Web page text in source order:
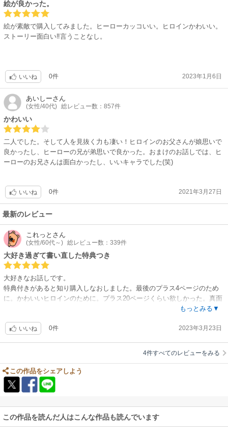
絵が良かった。
絵が素敵で購入してみました。ヒーローカッコいい。ヒロインかわいい。
ストーリー面白い‼︎言うことなし。
いいね 0件 2023年1月6日
あいしーさん
(女性/40代) 総レビュー数：857件
かわいい
二人でした。そして人を見抜く力も凄い！ヒロインのお父さんが娘思いで
良かったし、ヒーローの兄が弟思いで良かった。おまけのお話しでは、ヒ
ーローのお兄さんは面白かったし、いいキャラでした(笑)
いいね 0件 2021年3月27日
最新のレビュー
これっと さん
(女性/60代～) 総レビュー数：339件
大好き過ぎて書い直した特典つき
大好きなお話しです。
特典付きがあると知り購入しなおしました。最後のプラス4ページのため
に。かわいいヒロインのために。プラス20ページくらい欲しかった。真面
目でかわいいヒロインのお話しを読みたい方はぜひご一読ください。
もっとみる▼
いいね 0件 2023年3月23日
4件すべてのレビューをみる
この作品をシェアしよう
この作品を読んだ人はこんな作品も読んでいます